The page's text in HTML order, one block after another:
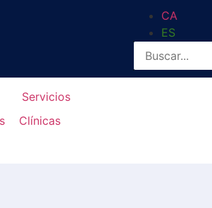
CA
ES
Servicios
Clínicas